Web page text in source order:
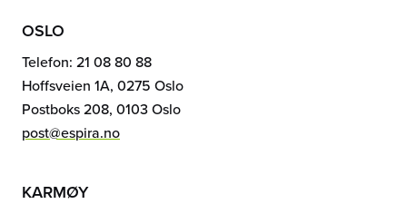
OSLO
Telefon: 21 08 80 88
Hoffsveien 1A, 0275 Oslo
Postboks 208, 0103 Oslo
post@espira.no
KARMØY